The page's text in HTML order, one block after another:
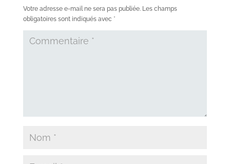
Votre adresse e-mail ne sera pas publiée. Les champs
obligatoires sont indiqués avec *